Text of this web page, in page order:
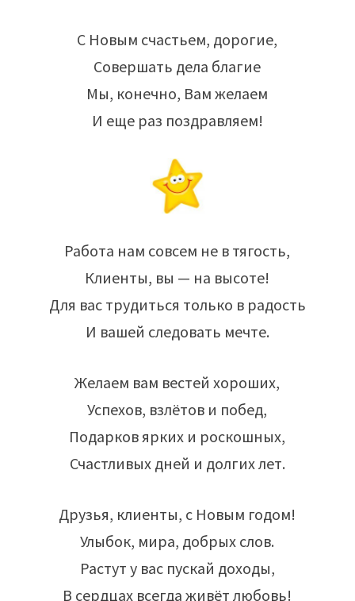
С Новым счастьем, дорогие,
Совершать дела благие
Мы, конечно, Вам желаем
И еще раз поздравляем!
Работа нам совсем не в тягость,
Клиенты, вы — на высоте!
Для вас трудиться только в радость
И вашей следовать мечте.
Желаем вам вестей хороших,
Успехов, взлётов и побед,
Подарков ярких и роскошных,
Счастливых дней и долгих лет.
Друзья, клиенты, с Новым годом!
Улыбок, мира, добрых слов.
Растут у вас пускай доходы,
В сердцах всегда живёт любовь!